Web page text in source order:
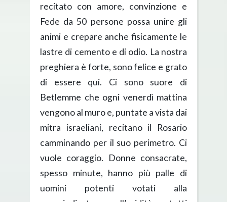
recitato con amore, convinzione e
Fede da 50 persone possa unire gli
animi e crepare anche fisicamente le
lastre di cemento e di odio. La nostra
preghiera è forte, sono felice e grato
di essere qui. Ci sono suore di
Betlemme che ogni venerdì mattina
vengono al muro e, puntate a vista dai
mitra israeliani, recitano il Rosario
camminando per il suo perimetro. Ci
vuole coraggio. Donne consacrate,
spesso minute, hanno più palle di
uomini potenti votati alla